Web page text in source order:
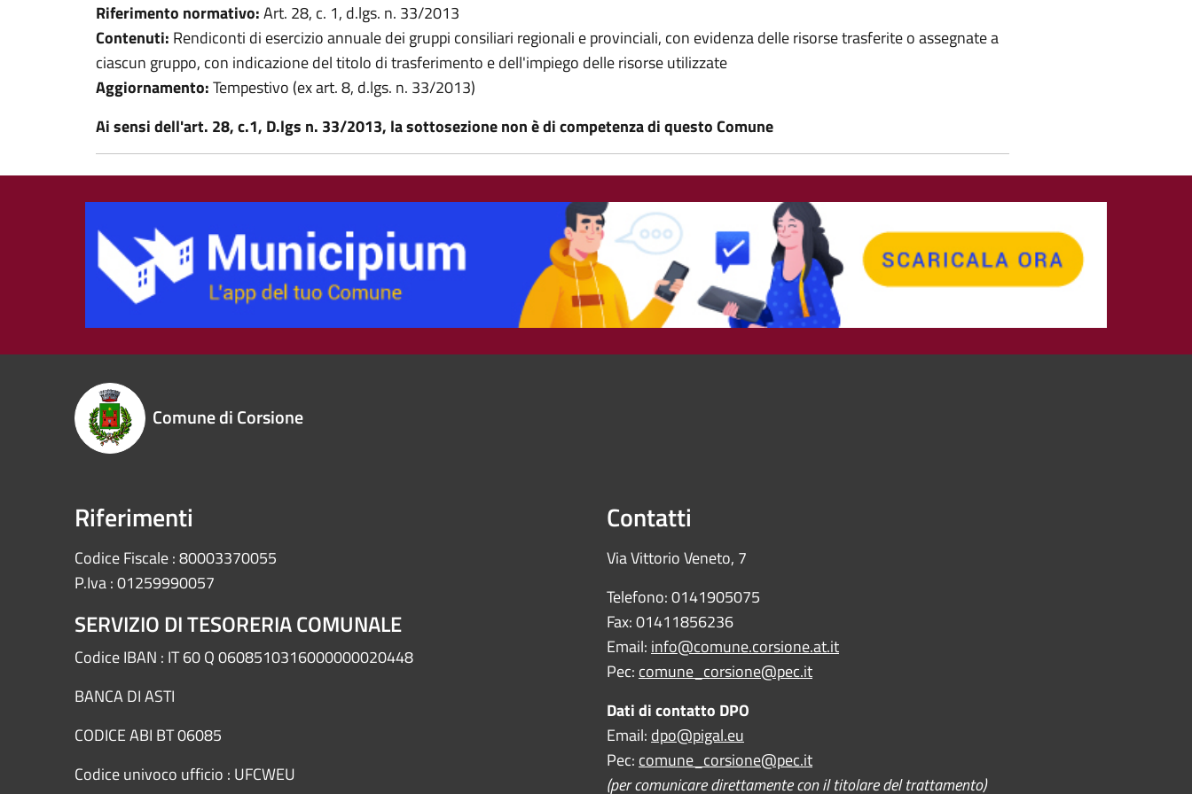
Riferimento normativo:Art. 28, c. 1, d.lgs. n. 33/2013
Contenuti: Rendiconti di esercizio annuale dei gruppi consiliari regionali e provinciali, con evidenza delle risorse trasferite o assegnate a
ciascun gruppo, con indicazione del titolo di trasferimento e dell'impiego delle risorse utilizzate
Aggiornamento:Tempestivo (ex art. 8, d.lgs. n. 33/2013)
Ai sensi dell'art. 28, c.1, D.lgs n. 33/2013, la sottosezione non è di competenza di questo Comune
Comune di Corsione
Riferimenti
Codice Fiscale : 80003370055
P.Iva : 01259990057
SERVIZIO DI TESORERIA COMUNALE
Codice IBAN : IT 60 Q 0608510316000000020448
BANCA DI ASTI
CODICE ABI BT 06085
Codice univoco ufficio : UFCWEU
Contatti
Via Vittorio Veneto, 7
Telefono: 0141905075
Fax: 01411856236
Email:info@comune.corsione.at.it
Pec:comune_corsione@pec.it
Dati di contatto DPO
Email:dpo@pigal.eu
Pec:comune_corsione@pec.it
(per comunicare direttamente con il titolare del trattamento)